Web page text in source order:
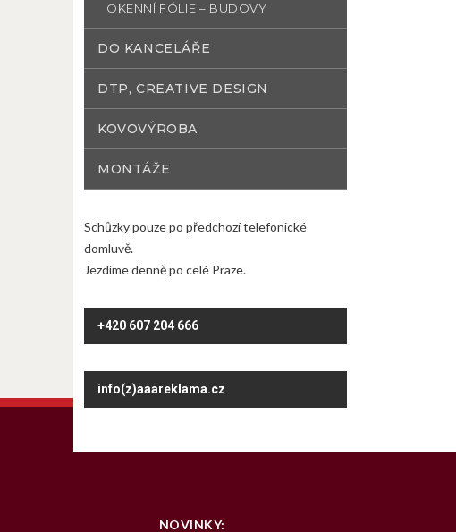
OKENNÍ FÓLIE – BUDOVY
DO KANCELÁŘE
DTP, CREATIVE DESIGN
KOVOVÝROBA
MONTÁŽE
Schůzky pouze po předchozí telefonické
domluvě.
Jezdíme denně po celé Praze.
+420 607 204 666
info(z)aaareklama.cz
NOVINKY: